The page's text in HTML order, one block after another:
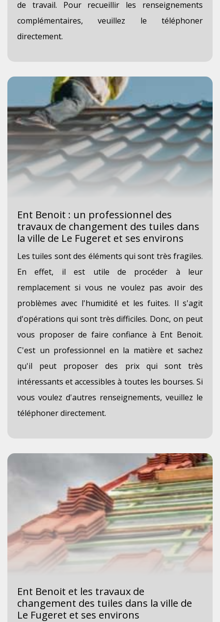
de travail. Pour recueillir les renseignements
complémentaires, veuillez le téléphoner
directement.
Ent Benoit : un professionnel des
travaux de changement des tuiles dans
la ville de Le Fugeret et ses environs
Les tuiles sont des éléments qui sont très fragiles.
En effet, il est utile de procéder à leur
remplacement si vous ne voulez pas avoir des
problèmes avec l'humidité et les fuites. Il s'agit
d'opérations qui sont très difficiles. Donc, on peut
vous proposer de faire confiance à Ent Benoit.
C'est un professionnel en la matière et sachez
qu'il peut proposer des prix qui sont très
intéressants et accessibles à toutes les bourses. Si
vous voulez d'autres renseignements, veuillez le
téléphoner directement.
Ent Benoit et les travaux de
changement des tuiles dans la ville de
Le Fugeret et ses environs